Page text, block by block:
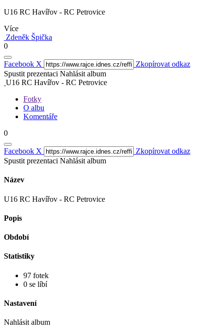
U16 RC Havířov - RC Petrovice
Více
Zdeněk Špička
0
Facebook X
Zkopírovat odkaz
Spustit prezentaci Nahlásit album
U16 RC Havířov - RC Petrovice
Fotky
O albu
Komentáře
0
Facebook X
Zkopírovat odkaz
Spustit prezentaci Nahlásit album
Název
U16 RC Havířov - RC Petrovice
Popis
Období
Statistiky
97 fotek
0 se líbí
Nastavení
Nahlásit album